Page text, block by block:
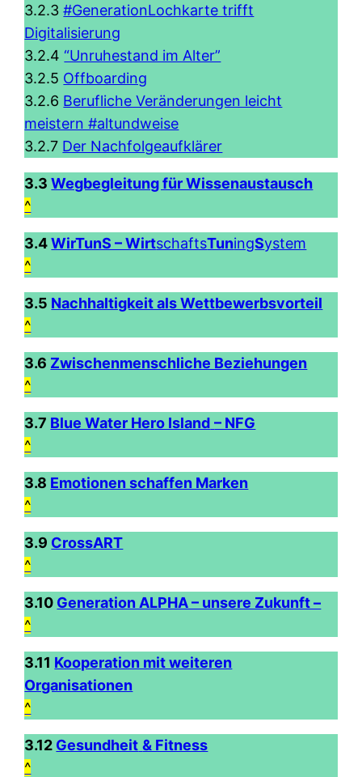
3.2.3#GenerationLochkarte trifft
Digitalisierung
3.2.4“Unruhestand im Alter”
3.2.5 Offboarding
3.2.6 Berufliche Veränderungen leicht
meistern #altundweise
3.2.7 Der Nachfolgeaufklärer
3.3Wegbegleitung für Wissenaustausch
^
3.4WirTunS – WirtschaftsTuningSystem
^
3.5 Nachhaltigkeit als Wettbewerbsvorteil
^
3.6 Zwischenmenschliche Beziehungen
^
3.7 Blue Water Hero Island – NFG
^
3.8 Emotionen schaffen Marken
^
3.9 CrossART
^
3.10 Generation ALPHA – unsere Zukunft –
^
3.11 Kooperation mit weiteren
Organisationen
^
3.12 Gesundheit & Fitness
^